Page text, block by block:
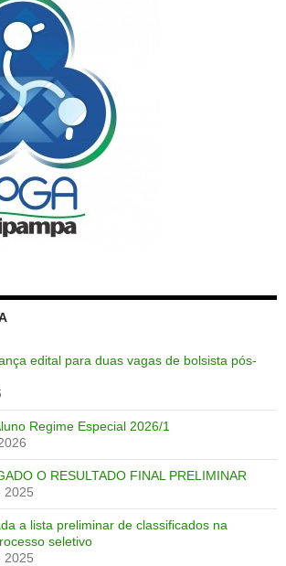
edital para duas vagas de bolsista pós-
Regime Especial 2026/1
O RESULTADO FINAL PRELIMINAR
2025
a lista preliminar de classificados na
seletivo
2025